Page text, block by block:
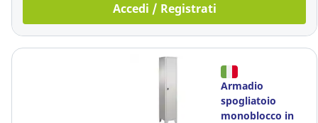
Accedi / Registrati
Armadio
spogliatoio
monoblocco in